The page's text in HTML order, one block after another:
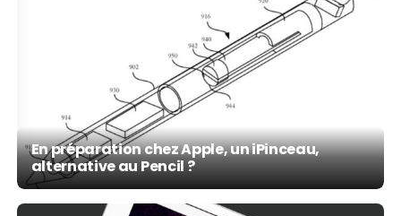
En préparation chez Apple, un iPinceau,
alternative au Pencil ?